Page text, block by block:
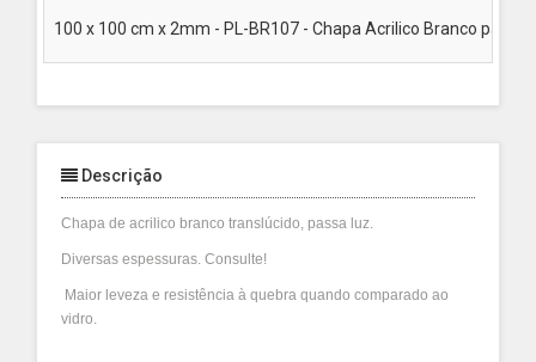
100 x 100 cm x 2mm - PL-BR107 - Chapa Acrilico Branco passa
Descrição
Chapa de acrilico branco translúcido, passa luz.
Diversas espessuras. Consulte!
Maior leveza e resistência à quebra quando comparado ao
vidro.